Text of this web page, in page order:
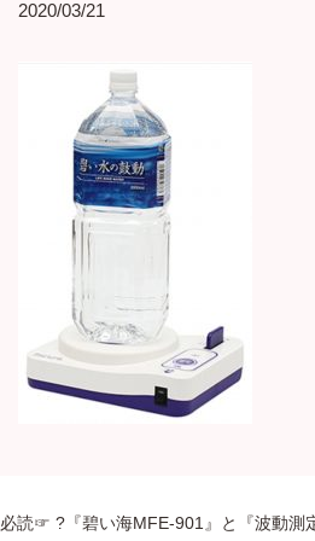
2020/03/21
必読☞ ?『碧い海MFE-901』と『波動測